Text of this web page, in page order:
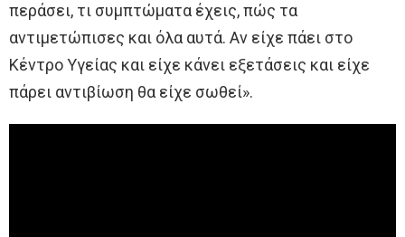
περάσει, τι συμπτώματα έχεις, πώς τα
αντιμετώπισες και όλα αυτά. Αν είχε πάει στο
Κέντρο Υγείας και είχε κάνει εξετάσεις και είχε
πάρει αντιβίωση θα είχε σωθεί».